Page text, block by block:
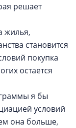
решает
жилья,
становится
покупка
остается
я бы
условий
она больше,